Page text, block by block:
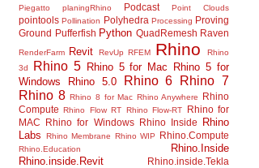
Piegatto
planingRhino Podcast Point Clouds
pointools Pollination Polyhedra Processing Proving
Ground Pufferfish Python QuadRemesh Raven
RenderFarm Revit RevUp RFEM Rhino
Rhino
3d
Rhino 5 Rhino 5 for Mac Rhino 5 for
Windows
Rhino 5.0 Rhino 6
Rhino 7
Rhino 8 Rhino 8 for Mac Rhino Anywhere
Rhino
Compute Rhino Flow RT Rhino Flow-RT
Rhino for
MAC
Rhino for Windows Rhino Inside
Rhino
Labs
Rhino Membrane Rhino WIP Rhino.Compute
Rhino.Education
Rhino.Inside
Rhino.inside.Revit
Rhino.inside.Tekla